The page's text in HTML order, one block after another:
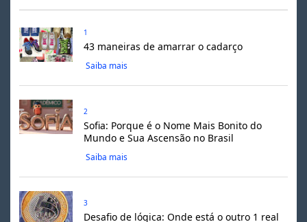
1
43 maneiras de amarrar o cadarço
Saiba mais
2
Sofia: Porque é o Nome Mais Bonito do
Mundo e Sua Ascensão no Brasil
Saiba mais
3
Desafio de lógica: Onde está o outro 1 real